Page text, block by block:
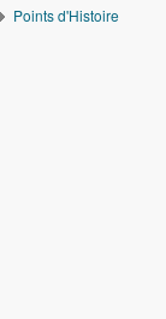
Points d'Histoire